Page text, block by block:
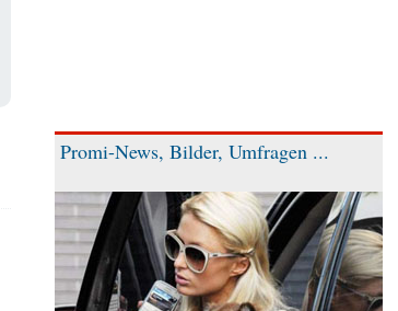
Promi-News, Bilder, Umfragen ...